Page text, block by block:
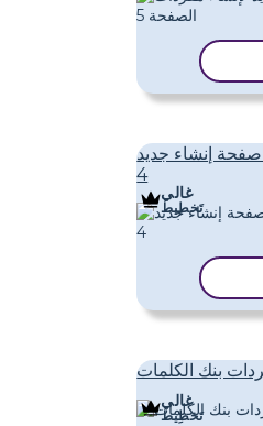
إنشاء جديد
4
غالي
تَخطِيط
بنك الكلمات
غالي
تَخطِيط